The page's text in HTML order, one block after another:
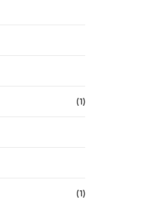
(1)
(1)